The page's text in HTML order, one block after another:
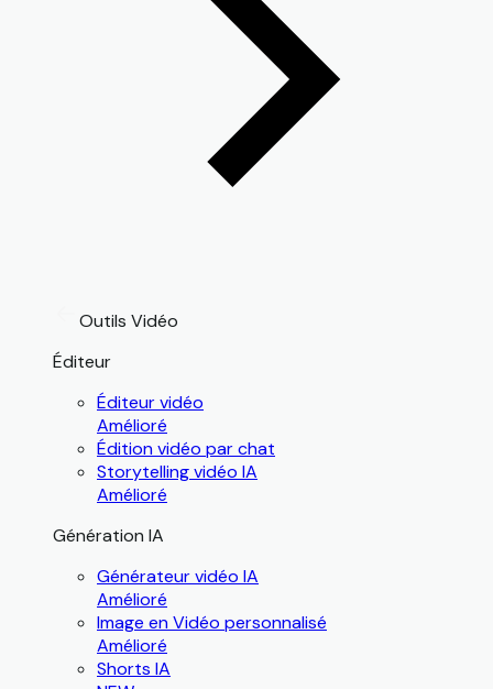
Outils Vidéo
Éditeur
Éditeur vidéo
Amélioré
Édition vidéo par chat
Storytelling vidéo IA
Amélioré
Génération IA
Générateur vidéo IA
Amélioré
Image en Vidéo personnalisé
Amélioré
Shorts IA